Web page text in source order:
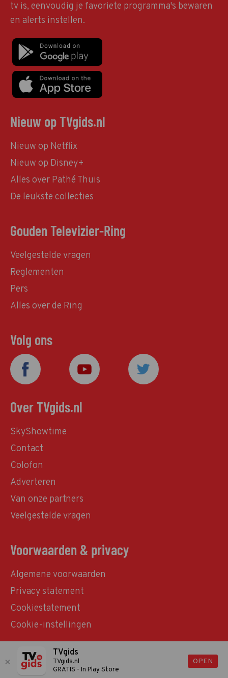
tv is, eenvoudig je favoriete programma's bewaren
en alerts instellen.
Nieuw op TVgids.nl
Nieuw op Netflix
Nieuw op Disney+
Alles over Pathé Thuis
De leukste collecties
Gouden Televizier-Ring
Veelgestelde vragen
Reglementen
Pers
Alles over de Ring
Volg ons
Over TVgids.nl
SkyShowtime
Contact
Colofon
Adverteren
Van onze partners
Veelgestelde vragen
Voorwaarden & privacy
Algemene voorwaarden
Privacy statement
Cookiestatement
Cookie-instellingen
© TVgids.nl 2026 - All rights reserved. No text and
datamining.
TVgids
TVgids.nl
GRATIS - In Play Store
OPEN